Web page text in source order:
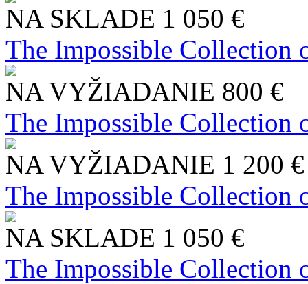
NA SKLADE 1 050 €
The Impossible Collection
NA VYŽIADANIE 800 €
The Impossible Collection
NA VYŽIADANIE 1 200 €
The Impossible Collection
NA SKLADE 1 050 €
The Impossible Collection